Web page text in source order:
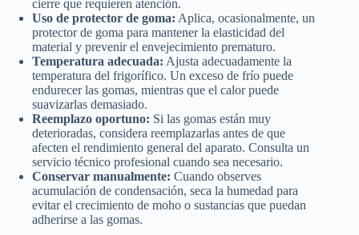
cierre que requieren atención.
Uso de protector de goma: Aplica, ocasionalmente, un
protector de goma para mantener la elasticidad del
material y prevenir el envejecimiento prematuro.
Temperatura adecuada: Ajusta adecuadamente la
temperatura del frigorífico. Un exceso de frío puede
endurecer las gomas, mientras que el calor puede
suavizarlas demasiado.
Reemplazo oportuno: Si las gomas están muy
deterioradas, considera reemplazarlas antes de que
afecten el rendimiento general del aparato. Consulta un
servicio técnico profesional cuando sea necesario.
Conservar manualmente: Cuando observes
acumulación de condensación, seca la humedad para
evitar el crecimiento de moho o sustancias que puedan
adherirse a las gomas.